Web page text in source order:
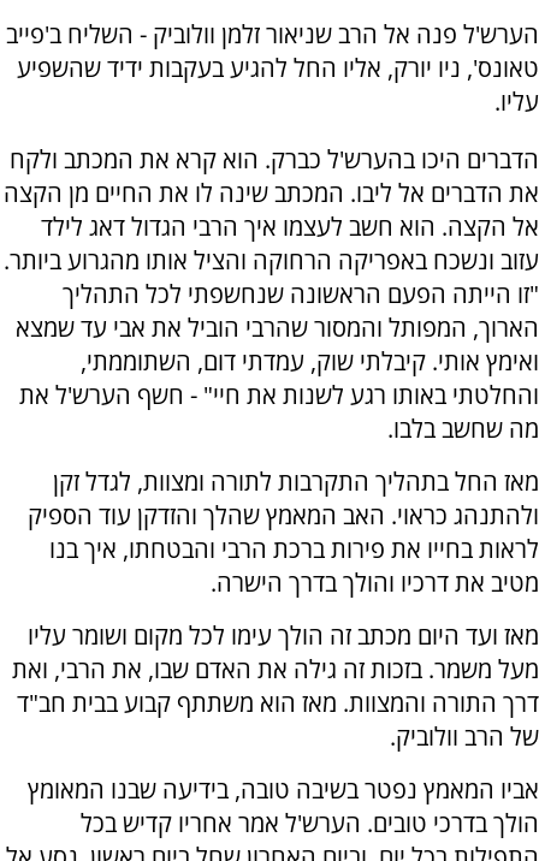
הערש'ל פנה אל הרב שניאור זלמן וולוביק - השליח ב'פייב
טאונס', ניו יורק, אליו החל להגיע בעקבות ידיד שהשפיע
עליו.
הדברים היכו בהערש'ל כברק. הוא קרא את המכתב ולקח
את הדברים אל ליבו. המכתב שינה לו את החיים מן הקצה
אל הקצה. הוא חשב לעצמו איך הרבי הגדול דאג לילד
עזוב ונשכח באפריקה הרחוקה והציל אותו מהגרוע ביותר.
"זו הייתה הפעם הראשונה שנחשפתי לכל התהליך
הארוך, המפותל והמסור שהרבי הוביל את אבי עד שמצא
ואימץ אותי. קיבלתי שוק, עמדתי דום, השתוממתי,
והחלטתי באותו רגע לשנות את חיי" - חשף הערש'ל את
מה שחשב בלבו.
מאז החל בתהליך התקרבות לתורה ומצוות, לגדל זקן
ולהתנהג כראוי. האב המאמץ שהלך והזדקן עוד הספיק
לראות בחייו את פירות ברכת הרבי והבטחתו, איך בנו
מטיב את דרכיו והולך בדרך הישרה.
מאז ועד היום מכתב זה הולך עימו לכל מקום ושומר עליו
מעל משמר. בזכות זה גילה את האדם שבו, את הרבי, ואת
דרך התורה והמצוות. מאז הוא משתתף קבוע בבית חב"ד
של הרב וולוביק.
אביו המאמץ נפטר בשיבה טובה, בידיעה שבנו המאומץ
הולך בדרכי טובים. הערש'ל אמר אחריו קדיש בכל